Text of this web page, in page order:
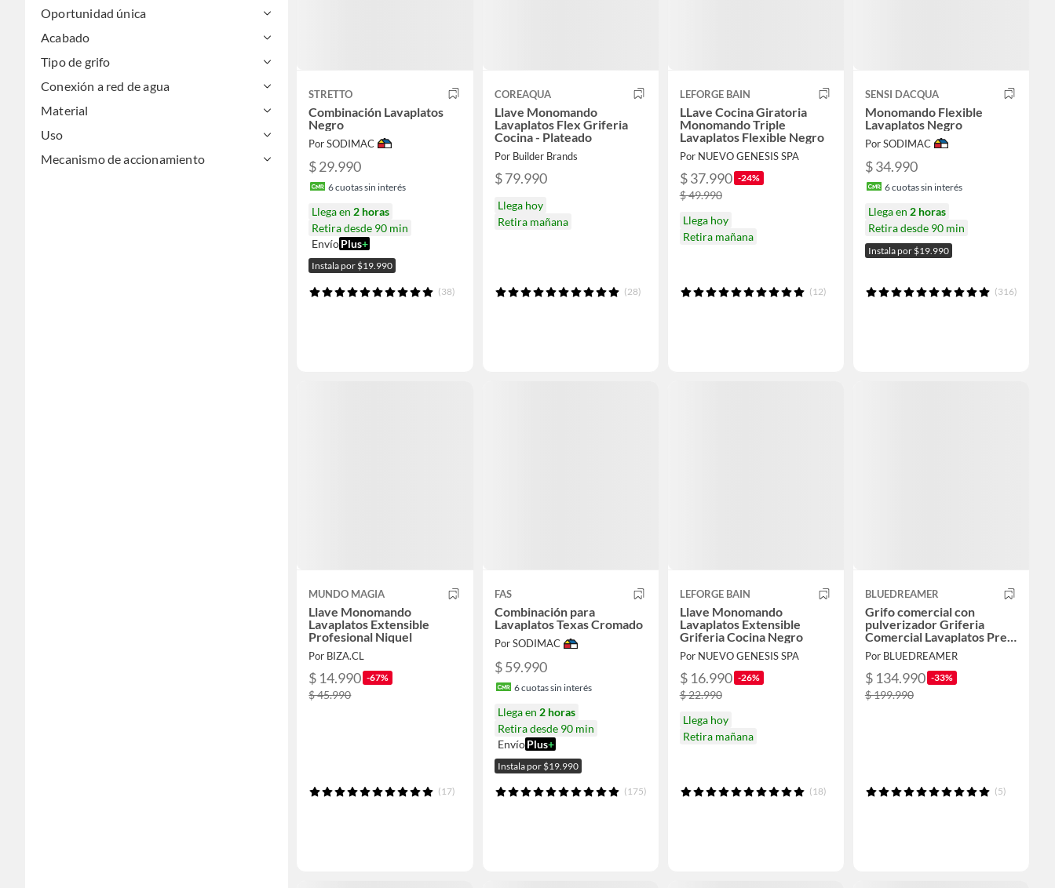
Oportunidad única
Acabado
Tipo de grifo
Conexión a red de agua
Material
Uso
Mecanismo de accionamiento
STRETTO
Combinación Lavaplatos
Negro
Por SODIMAC
$ 29.990
6cuotas sin interés
Llega en 2 horas
Retira desde 90 min
EnvíoPlus+
Instala por $19.990
(38)
COREAQUA
Llave Monomando
Lavaplatos Flex Griferia
Cocina - Plateado
Por Builder Brands
$ 79.990
Llega hoy
Retira mañana
(28)
LEFORGE BAIN
LLave Cocina Giratoria
Monomando Triple
Lavaplatos Flexible Negro
Por NUEVO GENESIS SPA
$ 37.990 -24%
$ 49.990
Llega hoy
Retira mañana
(12)
SENSI DACQUA
Monomando Flexible
Lavaplatos Negro
Por SODIMAC
$ 34.990
6cuotas sin interés
Llega en 2 horas
Retira desde 90 min
Instala por $19.990
(316)
MUNDO MAGIA
Llave Monomando
Lavaplatos Extensible
Profesional Niquel
Por BIZA.CL
$ 14.990 -67%
$ 45.990
(17)
FAS
Combinación para
Lavaplatos Texas Cromado
Por SODIMAC
$ 59.990
6cuotas sin interés
Llega en 2 horas
Retira desde 90 min
Envío Plus+
Instala por $19.990
(175)
LEFORGE BAIN
Llave Monomando
Lavaplatos Extensible
Griferia Cocina Negro
Por NUEVO GENESIS SPA
$ 16.990 -26%
$ 22.990
Llega hoy
Retira mañana
(18)
BLUEDREAMER
Grifo comercial con
pulverizador Griferia
Comercial Lavaplatos Pre
Wash Con Cuello
Por BLUEDREAMER
$ 134.990 -33%
$ 199.990
(5)